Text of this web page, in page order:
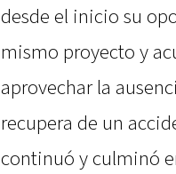
desde el inicio su
mismo proyecto y
aprovechar la
recupera de un
continuó y culminó